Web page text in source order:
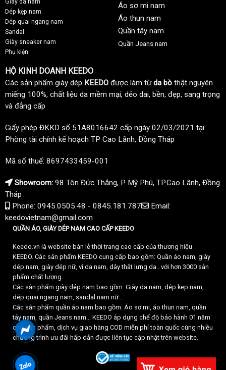
Dép kẹp nam
Dép quai ngang nam
Sandal
Giày sneaker nam
Phụ kiện
Áo sơ mi nam
Áo thun nam
Quần tây nam
Quần Jeans nam
HỘ KINH DOANH KEEDO
Các sản phẩm giày dép KEEDO được làm từda bò thật nguyên
miếng 100%, chất liệu da mềm mại, dẻo dai, bền, đẹp, sang trọng
và đẳng cấp
Giấy phép ĐKKD số 51A8016642 cấp ngày 02/03/2021 tại
Phòng tài chính kế hoạch TP Cao Lãnh, Đồng Tháp
Mã số thuế: 8697433459-001
Showroom: 98 Tôn Đức Thắng, P Mỹ Phú, TP.Cao Lãnh, Đồng
Tháp
Phone: 0945.0505.48 - 0845.181.787
Email:
keedovietnam@gmail.com
QUẦN ÁO, GIÀY DÉP NAM CAO CẤP KEEDO
Keedo.vn là website bán lẻ thời trang cao cấp của thương hiệu
KEEDO. Các sản phẩm KEEDO cung cấp bao gồm: Quần áo nam, giày
dép nam, giày dép nữ, ví da nam, dây thắt lưng da.. với hơn 3000 sản
phẩm chất lượng.
Các sản phẩm giày dép nam bao gồm: Giày da nam, dép kẹp nam,
dép quai ngang nam, sandal nam nữ...
Các sản phẩm quần áo nam bao gồm: Áo sơ mi, áo thun nam, quần
tây nam, quần Jeans nam... KEEDO áp dụng chế độ bảo hành 01 năm
cho sản phẩm, dịch vụ giao hàng COD miễn phí toàn quốc cùng nhiều
chương trình ưu đãi hấp dẫn được liên tục cập nhật trên website.